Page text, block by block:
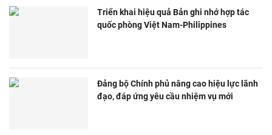
Triển khai hiệu quả Bản ghi nhớ hợp tác
quốc phòng Việt Nam-Philippines
Đảng bộ Chính phủ nâng cao hiệu lực lãnh
đạo, đáp ứng yêu cầu nhiệm vụ mới